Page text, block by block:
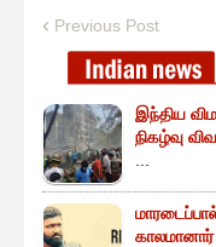
Previous Post
இந்திய
நிகழ்வு
காலமானார்